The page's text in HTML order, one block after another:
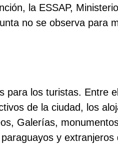
la ESSAP,
no se observa para
para los turistas. Entre
de la ciudad, los
Galerías,
y extranjeros